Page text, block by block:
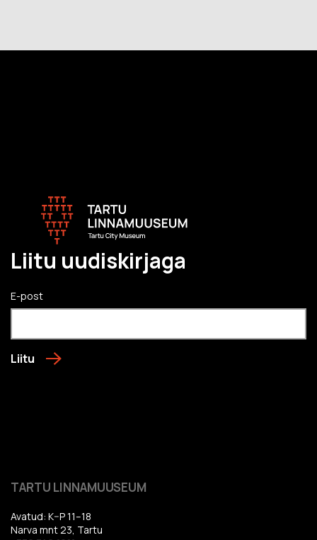
Liitu uudiskirjaga
E-post
Liitu
TARTU LINNAMUUSEUM
Avatud: K–P 11–18
Narva mnt 23, Tartu